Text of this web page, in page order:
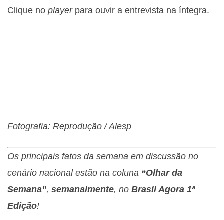
Clique no playerpara ouvir a entrevista na íntegra.
Fotografia: Reprodução / Alesp
Os principais fatos da semana em discussão no
cenário nacional estão na coluna “Olhar da
Semana”, semanalmente, no Brasil Agora 1ª
Edição!